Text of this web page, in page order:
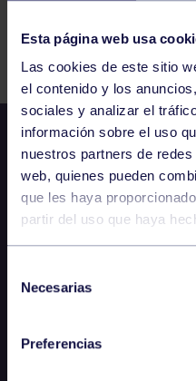
Esta página web usa
Las cookies de este sitio
el contenido y los
sociales y analizar el
información sobre el uso
nuestros partners de
web, quienes pueden
que les haya
partir del uso que haya
Necesarias
Preferencias